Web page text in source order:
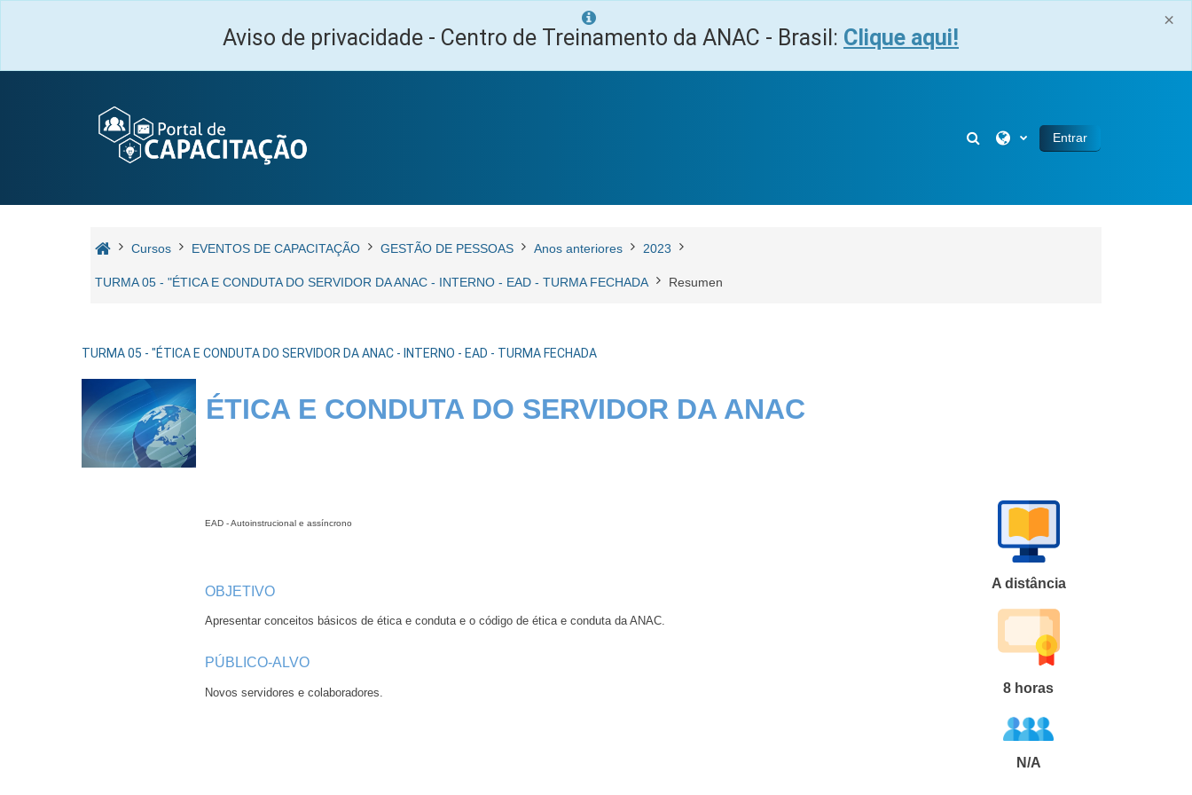
×
Aviso de privacidade - Centro de Treinamento da ANAC - Brasil: Clique aqui!
Selector de búsqueda de
Entrar
Cursos EVENTOS DE CAPACITAÇÃO GESTÃO DE PESSOAS Anos anteriores 2023
TURMA 05 - "ÉTICA E CONDUTA DO SERVIDOR DA ANAC - INTERNO - EAD - TURMA FECHADA Resumen
TURMA 05 - "ÉTICA E CONDUTA DO SERVIDOR DA ANAC - INTERNO - EAD - TURMA FECHADA
ÉTICA E CONDUTA DO SERVIDOR DA ANAC
EAD - Autoinstrucional e assíncrono
OBJETIVO
Apresentar conceitos básicos de ética e conduta e o código de ética e conduta da ANAC.
PÚBLICO-ALVO
Novos servidores e colaboradores.
A distância
8 horas
N/A